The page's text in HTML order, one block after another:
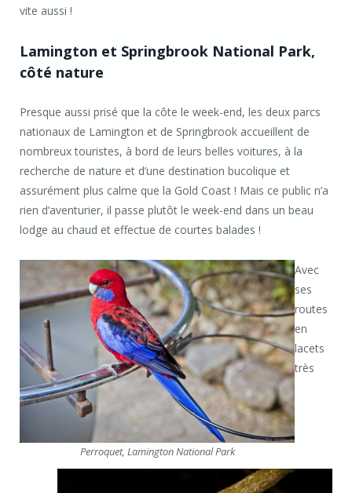
vite aussi !
Lamington et Springbrook National Park,
côté nature
Presque aussi prisé que la côte le week-end, les deux parcs
nationaux de Lamington et de Springbrook accueillent de
nombreux touristes, à bord de leurs belles voitures, à la
recherche de nature et d’une destination bucolique et
assurément plus calme que la Gold Coast ! Mais ce public n’a
rien d’aventurier, il passe plutôt le week-end dans un beau
lodge au chaud et effectue de courtes balades !
Perroquet, Lamington National Park
Avec
ses
routes
en
lacets
très